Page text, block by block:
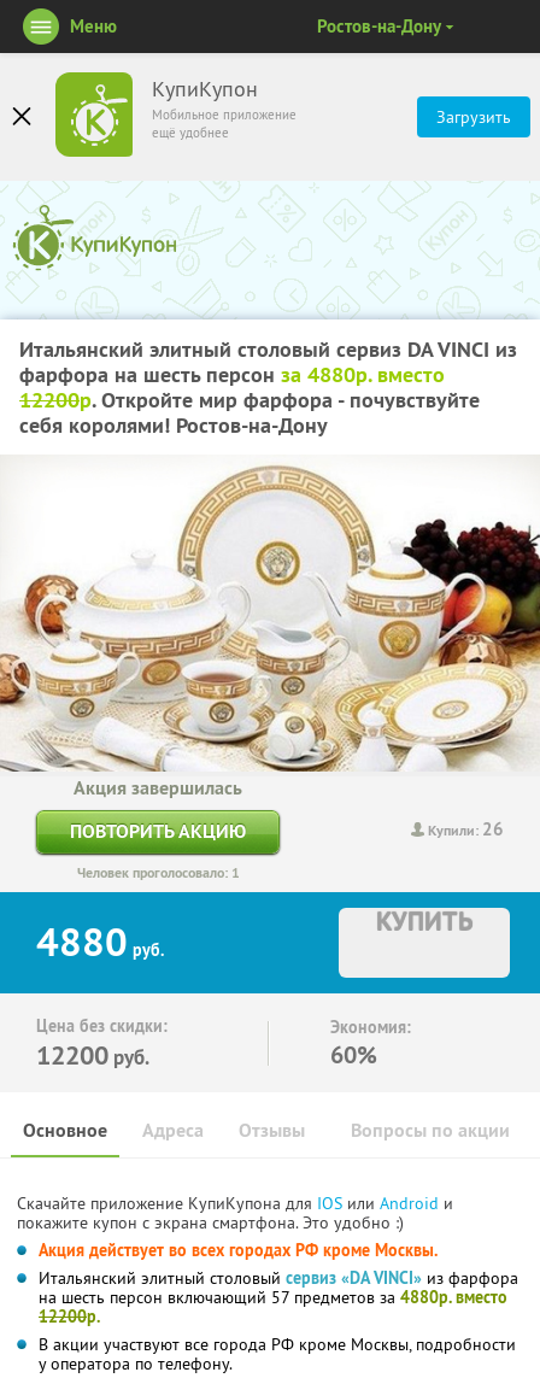
КупиКупон
Мобильное приложение
ещё удобнее
Загрузить
Меню Ростов-на-Дону
Итальянский элитный столовый сервиз DA VINCI из
фарфора на шесть персон за 4880р. вместо
12200р. Откройте мир фарфора - почувствуйте
себя королями! Ростов-на-Дону
Купили: 26
Акция завершилась
ПОВТОРИТЬ АКЦИЮ
Человек проголосовало: 1
4880 руб.
КУПИТЬ
Цена без скидки:
12200 руб.
Экономия:
60%
Основное Отзывы Вопросы по акции
Адреса
Скачайте приложение КупиКупона для IOS или Android и
покажите купон с экрана смартфона. Это удобно :)
Акция действует во всех городах РФ кроме Москвы.
Итальянский элитный столовый сервиз «DA VINCI» из фарфора
на шесть персон включающий 57 предметов за 4880р. вместо
12200р.
В акции участвуют все города РФ кроме Москвы, подробности
у оператора по телефону.